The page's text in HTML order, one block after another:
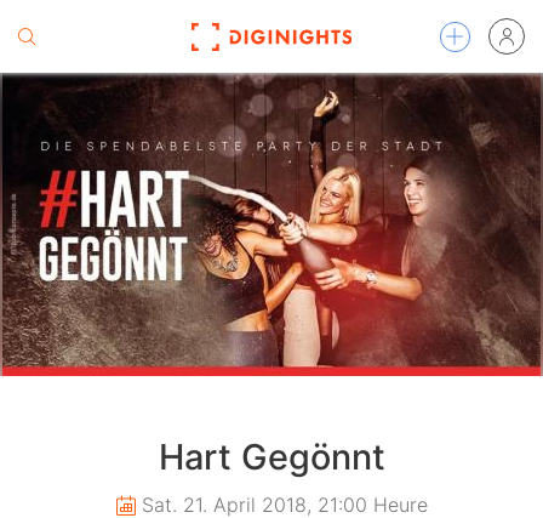
Hart Gegönnt
Sat. 21. April 2018, 21:00 Heure